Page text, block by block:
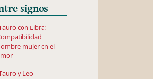
signos
con Libra:
mujer en el
y Leo